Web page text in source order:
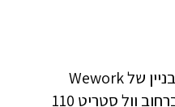
ובכן, אם אתם בחרתם לגור בבניין של Wework
במנהטן, הממוקם הממוקם ברחוב וול סטריט 110